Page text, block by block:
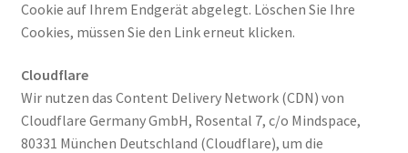
Cookie auf Ihrem Endgerät abgelegt. Löschen Sie Ihre
Cookies, müssen Sie den Link erneut klicken.
Cloudflare
Wir nutzen das Content Delivery Network (CDN) von
Cloudflare Germany GmbH, Rosental 7, c/o Mindspace,
80331 München Deutschland (Cloudflare), um die